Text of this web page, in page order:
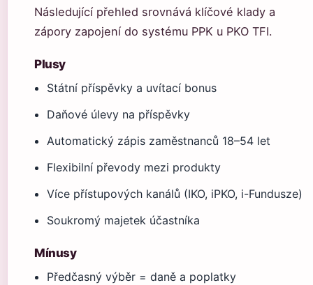
Následující přehled srovnává klíčové klady a
zápory zapojení do systému PPK u PKO TFI.
Plusy
Státní příspěvky a uvítací bonus
Daňové úlevy na příspěvky
Automatický zápis zaměstnanců 18–54 let
Flexibilní převody mezi produkty
Více přístupových kanálů (IKO, iPKO, i-Fundusze)
Soukromý majetek účastníka
Mínusy
Předčasný výběr = daně a poplatky